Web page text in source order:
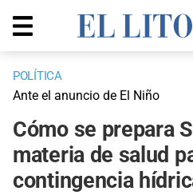
POLÍTICA
Ante el anuncio de El Niño
Cómo se prepara
materia de salud
contingencia